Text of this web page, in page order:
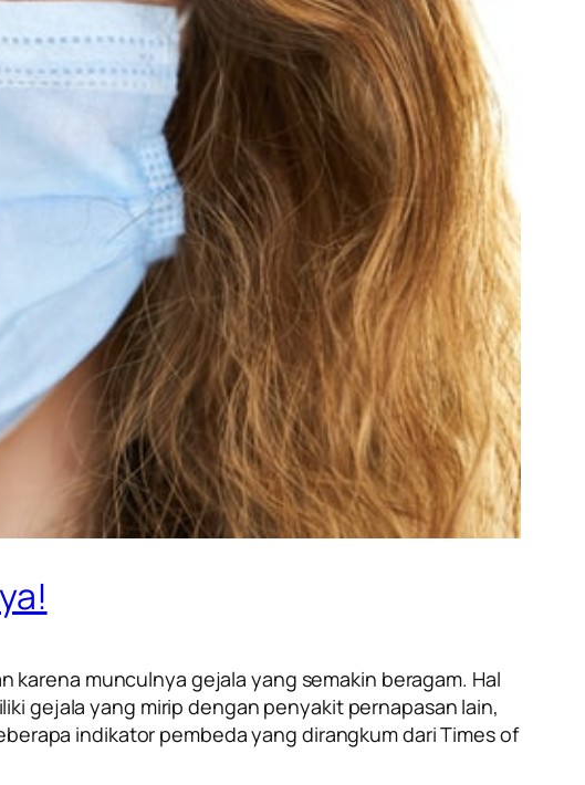
karena munculnya gejala yang semakin beragam. Hal
gejala yang mirip dengan penyakit pernapasan lain,
indikator pembeda yang dirangkum dari Times of